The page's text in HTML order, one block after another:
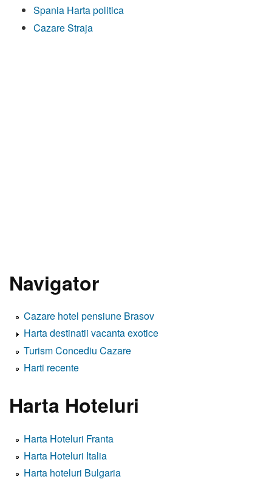
Spania Harta politica
Cazare Straja
Navigator
Cazare hotel pensiune Brasov
Harta destinatii vacanta exotice
Turism Concediu Cazare
Harti recente
Harta Hoteluri
Harta Hoteluri Franta
Harta Hoteluri Italia
Harta hoteluri Bulgaria